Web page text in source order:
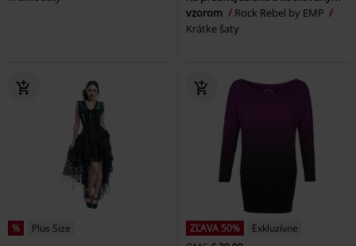
vzorom
Rock Rebel by EMP
Krátke šaty
% Plus Size ZĽAVA 50%
Exkluzívne